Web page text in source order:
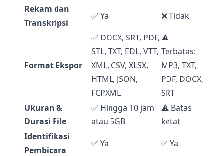
Rekam dan
Transkripsi
✅ Ya ❌ Tidak
Format Ekspor
✅ DOCX, SRT, PDF,
STL, TXT, EDL, VTT,
XML, CSV, XLSX,
HTML, JSON,
FCPXML
⚠️
Terbatas:
MP3, TXT,
PDF, DOCX,
SRT
Ukuran &
Durasi File
✅ Hingga 10 jam
atau 5GB
⚠️ Batas
ketat
Identifikasi
Pembicara
✅ Ya ✅ Ya